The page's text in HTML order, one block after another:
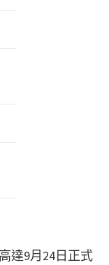
達9月24日正式